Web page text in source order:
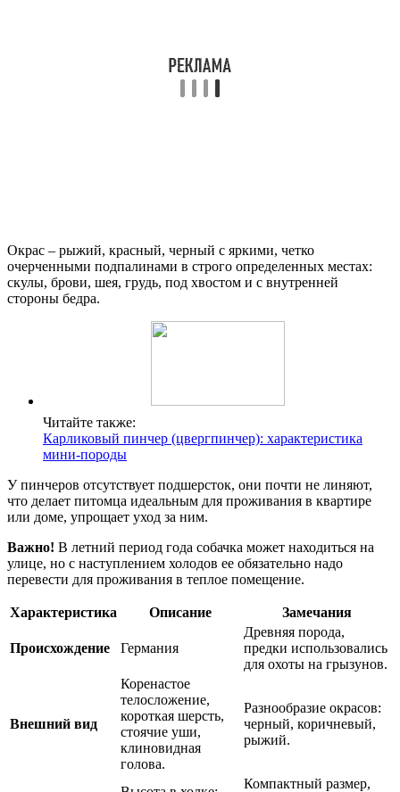
Окрас – рыжий, красный, черный с яркими, четко
очерченными подпалинами в строго определенных местах:
скулы, брови, шея, грудь, под хвостом и с внутренней
стороны бедра.
Читайте также:
Карликовый пинчер (цвергпинчер): характеристика
мини-породы
У пинчеров отсутствует подшерсток, они почти не линяют,
что делает питомца идеальным для проживания в квартире
или доме, упрощает уход за ним.
Важно! В летний период года собачка может находиться на
улице, но с наступлением холодов ее обязательно надо
перевести для проживания в теплое помещение.
Характеристика Описание Замечания
Происхождение Германия
Древняя порода,
предки использовались
для охоты на грызунов.
Внешний вид
Коренастое
телосложение,
короткая шерсть,
стоячие уши,
клиновидная
голова.
Разнообразие окрасов:
черный, коричневый,
рыжий.
Компактный размер,